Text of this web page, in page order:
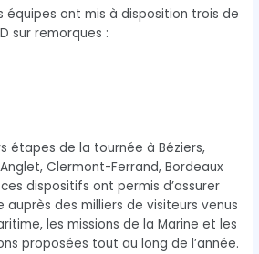
équipes ont mis à disposition trois de
sur remorques :
étapes de la tournée à Béziers,
Clermont-Ferrand, Bordeaux
dispositifs ont permis d’assurer
des milliers de visiteurs venus
les missions de la Marine et les
proposées tout au long de l’année.